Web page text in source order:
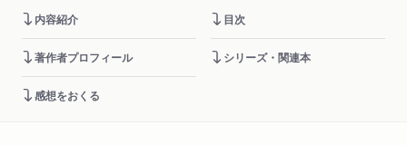
内容紹介 目次
著作者プロフィール シリーズ・関連本
感想をおくる